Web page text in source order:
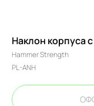
Наклон корпуса
Hammer Strength
PL-ANH